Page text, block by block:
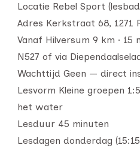
Locatie Rebel Sport
Adres Kerkstraat 68, 1271
Vanaf Hilversum 9 km ·
N527 of via
Wachttijd Geen — direct
Lesvorm Kleine groepen
het water
Lesduur 45 minuten
Lesdagen donderdag